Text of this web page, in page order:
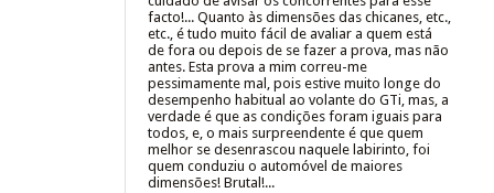
facto!... Quanto às dimensões das chicanes, etc.,
etc., é tudo muito fácil de avaliar a quem está
de fora ou depois de se fazer a prova, mas não
antes. Esta prova a mim correu-me
pessimamente mal, pois estive muito longe do
desempenho habitual ao volante do GTi, mas, a
verdade é que as condições foram iguais para
todos, e, o mais surpreendente é que quem
melhor se desenrascou naquele labirinto, foi
quem conduziu o automóvel de maiores
dimensões! Brutal!...